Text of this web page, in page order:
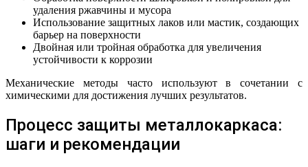
удаления ржавчины и мусора
Использование защитных лаков или мастик, создающих
барьер на поверхности
Двойная или тройная обработка для увеличения
устойчивости к коррозии
Механические методы часто используют в сочетании с
химическими для достижения лучших результатов.
Процесс защиты металлокаркаса:
шаги и рекомендации